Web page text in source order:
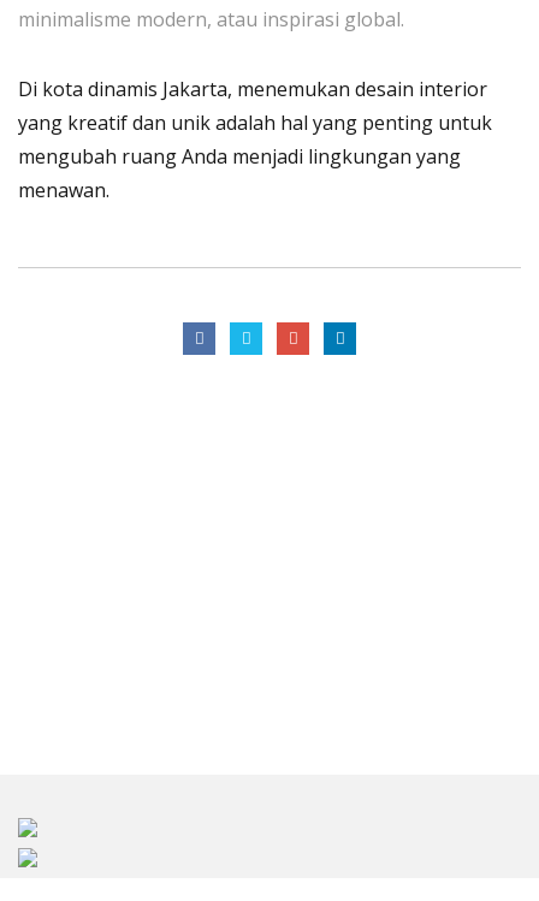
minimalisme modern, atau inspirasi global.
Di kota dinamis Jakarta, menemukan desain interior
yang kreatif dan unik adalah hal yang penting untuk
mengubah ruang Anda menjadi lingkungan yang
menawan.